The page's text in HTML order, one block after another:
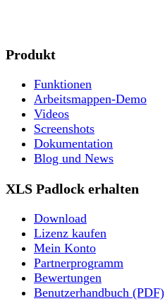
Produkt
Funktionen
Arbeitsmappen-Demo
Videos
Screenshots
Dokumentation
Blog und News
XLS Padlock erhalten
Download
Lizenz kaufen
Mein Konto
Partnerprogramm
Bewertungen
Benutzerhandbuch (PDF)